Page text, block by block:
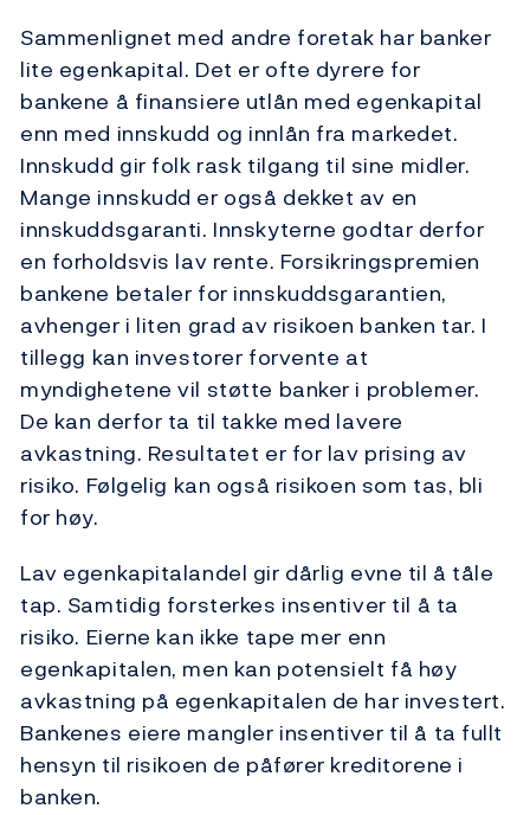
Sammenlignet med andre foretak har banker
lite egenkapital. Det er ofte dyrere for
bankene å finansiere utlån med egenkapital
enn med innskudd og innlån fra markedet.
Innskudd gir folk rask tilgang til sine midler.
Mange innskudd er også dekket av en
innskuddsgaranti. Innskyterne godtar derfor
en forholdsvis lav rente. Forsikringspremien
bankene betaler for innskuddsgarantien,
avhenger i liten grad av risikoen banken tar. I
tillegg kan investorer forvente at
myndighetene vil støtte banker i problemer.
De kan derfor ta til takke med lavere
avkastning. Resultatet er for lav prising av
risiko. Følgelig kan også risikoen som tas, bli
for høy.
Lav egenkapitalandel gir dårlig evne til å tåle
tap. Samtidig forsterkes insentiver til å ta
risiko. Eierne kan ikke tape mer enn
egenkapitalen, men kan potensielt få høy
avkastning på egenkapitalen de har investert.
Bankenes eiere mangler insentiver til å ta fullt
hensyn til risikoen de påfører kreditorene i
banken.